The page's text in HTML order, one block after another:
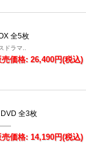
全5枚
ドラマ..
売価格: 26,400円(税込)
全3枚
売価格: 14,190円(税込)